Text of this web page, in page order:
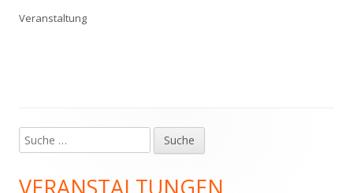
am
Veranstaltung
Haupt-
Seitenleiste
Suche
nach:
VERANSTALTUNGEN